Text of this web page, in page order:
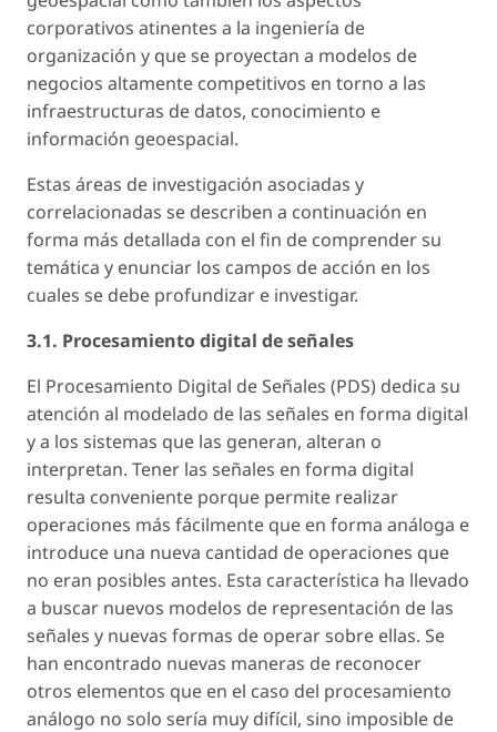
corporativos atinentes a la ingeniería de
organización y que se proyectan a modelos de
negocios altamente competitivos en torno a las
infraestructuras de datos, conocimiento e
información geoespacial.
Estas áreas de investigación asociadas y
correlacionadas se describen a continuación en
forma más detallada con el fin de comprender su
temática y enunciar los campos de acción en los
cuales se debe profundizar e investigar.
3.1. Procesamiento digital de señales
El Procesamiento Digital de Señales (PDS) dedica su
atención al modelado de las señales en forma digital
y a los sistemas que las generan, alteran o
interpretan. Tener las señales en forma digital
resulta conveniente porque permite realizar
operaciones más fácilmente que en forma análoga e
introduce una nueva cantidad de operaciones que
no eran posibles antes. Esta característica ha llevado
a buscar nuevos modelos de representación de las
señales y nuevas formas de operar sobre ellas. Se
han encontrado nuevas maneras de reconocer
otros elementos que en el caso del procesamiento
análogo no solo sería muy difícil, sino imposible de